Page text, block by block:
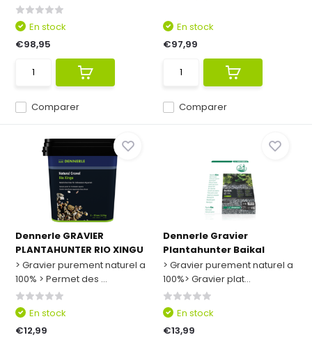
Comparer
En stock
€98,95
Comparer
En stock
€97,99
Dennerle GRAVIER
PLANTAHUNTER RIO XINGU
> Gravier purement naturel a
100% > Permet des ...
En stock
€12,99
Dennerle Gravier
Plantahunter Baikal
> Gravier purement naturel a
100%> Gravier plat...
En stock
€13,99